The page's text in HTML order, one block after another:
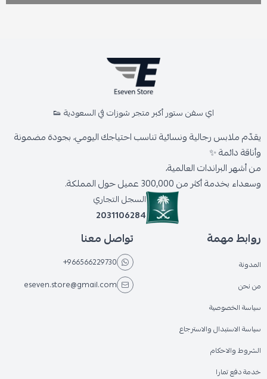
اي سفن ستور أكبر متجر شوزات في السعودية 👟
يقدّم ملابس رجالية ونسائية تناسب احتياجك اليومي، بجودة مضمونة
وأناقة دائمة ✨
من أشهر البراندات العالمية،
وسعداء بخدمة أكثر من 300,000 عميل حول المملكة.
السجل التجاري
2031106284
روابط مهمة
المدونة
من نحن
سياسة الخصوصية
سياسة الاستبدال والاسترجاع
الشروط والاحكام
خدمة دفع تمارا
تواصل معنا
+966566229730
eseven.store@gmail.com